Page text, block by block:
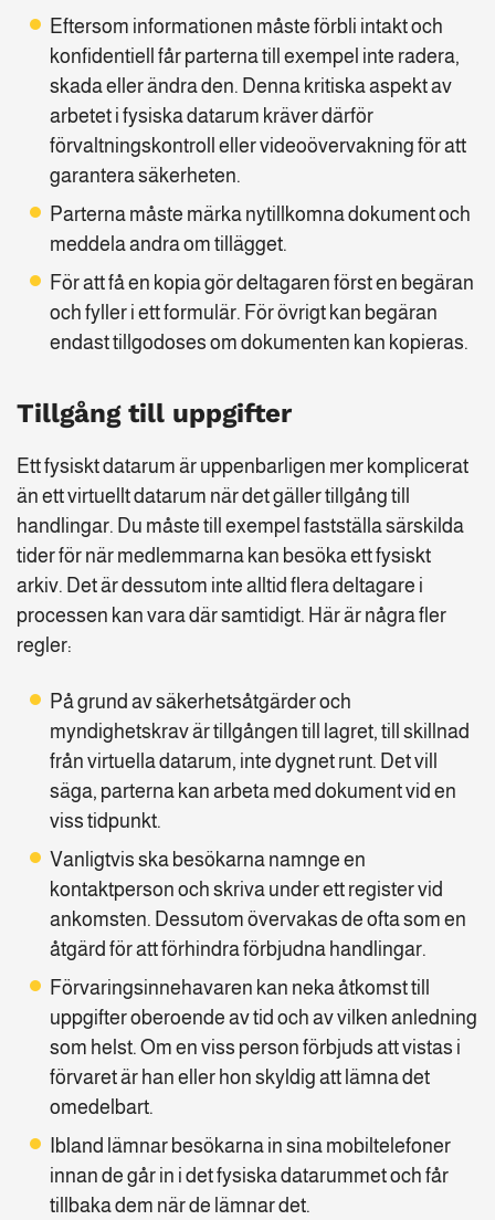
Eftersom informationen måste förbli intakt och
konfidentiell får parterna till exempel inte radera,
skada eller ändra den. Denna kritiska aspekt av
arbetet i fysiska datarum kräver därför
förvaltningskontroll eller videoövervakning för att
garantera säkerheten.
Parterna måste märka nytillkomna dokument och
meddela andra om tillägget.
För att få en kopia gör deltagaren först en begäran
och fyller i ett formulär. För övrigt kan begäran
endast tillgodoses om dokumenten kan kopieras.
Tillgång till uppgifter
Ett fysiskt datarum är uppenbarligen mer komplicerat
än ett virtuellt datarum när det gäller tillgång till
handlingar. Du måste till exempel fastställa särskilda
tider för när medlemmarna kan besöka ett fysiskt
arkiv. Det är dessutom inte alltid flera deltagare i
processen kan vara där samtidigt. Här är några fler
regler:
På grund av säkerhetsåtgärder och
myndighetskrav är tillgången till lagret, till skillnad
från virtuella datarum, inte dygnet runt. Det vill
säga, parterna kan arbeta med dokument vid en
viss tidpunkt.
Vanligtvis ska besökarna namnge en
kontaktperson och skriva under ett register vid
ankomsten. Dessutom övervakas de ofta som en
åtgärd för att förhindra förbjudna handlingar.
Förvaringsinnehavaren kan neka åtkomst till
uppgifter oberoende av tid och av vilken anledning
som helst. Om en viss person förbjuds att vistas i
förvaret är han eller hon skyldig att lämna det
omedelbart.
Ibland lämnar besökarna in sina mobiltelefoner
innan de går in i det fysiska datarummet och får
tillbaka dem när de lämnar det.